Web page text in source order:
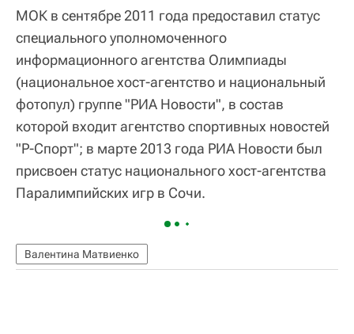
МОК в сентябре 2011 года предоставил статус
специального уполномоченного
информационного агентства Олимпиады
(национальное хост-агентство и национальный
фотопул) группе "РИА Новости", в состав
которой входит агентство спортивных новостей
"Р-Спорт"; в марте 2013 года РИА Новости был
присвоен статус национального хост-агентства
Паралимпийских игр в Сочи.
Валентина Матвиенко